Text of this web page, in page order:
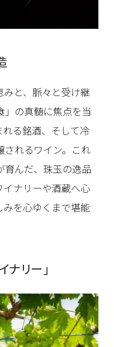
みと、脈々と受け継
」の真髄に焦点を当
る銘酒、そして冷
れるワイン。これ
育んだ、珠玉の逸品
ナリーや酒蔵へ心
を心ゆくまで堪能
リー」